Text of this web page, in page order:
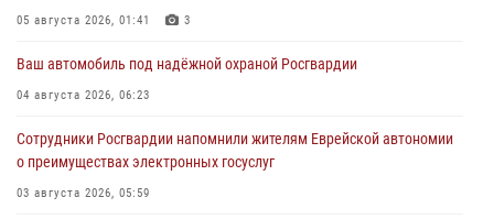
05 августа 2026, 01:41 3
Ваш автомобиль под надёжной охраной Росгвардии
04 августа 2026, 06:23
Сотрудники Росгвардии напомнили жителям Еврейской автономии
о преимуществах электронных госуслуг
03 августа 2026, 05:59